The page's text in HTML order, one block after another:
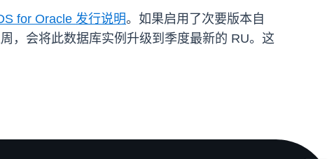
for Oracle 发行说明。如果启用了次要版本自
，会将此数据库实例升级到季度最新的 RU。这